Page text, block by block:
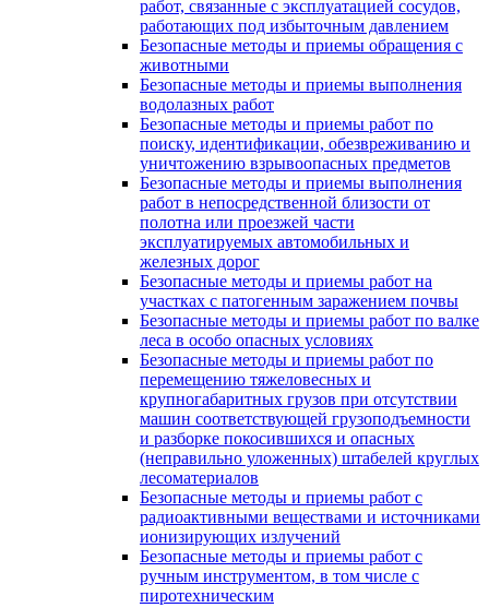
работ, связанные с эксплуатацией сосудов,
работающих под избыточным давлением
Безопасные методы и приемы обращения с
животными
Безопасные методы и приемы выполнения
водолазных работ
Безопасные методы и приемы работ по
поиску, идентификации, обезвреживанию и
уничтожению взрывоопасных предметов
Безопасные методы и приемы выполнения
работ в непосредственной близости от
полотна или проезжей части
эксплуатируемых автомобильных и
железных дорог
Безопасные методы и приемы работ на
участках с патогенным заражением почвы
Безопасные методы и приемы работ по валке
леса в особо опасных условиях
Безопасные методы и приемы работ по
перемещению тяжеловесных и
крупногабаритных грузов при отсутствии
машин соответствующей грузоподъемности
и разборке покосившихся и опасных
(неправильно уложенных) штабелей круглых
лесоматериалов
Безопасные методы и приемы работ с
радиоактивными веществами и источниками
ионизирующих излучений
Безопасные методы и приемы работ с
ручным инструментом, в том числе с
пиротехническим